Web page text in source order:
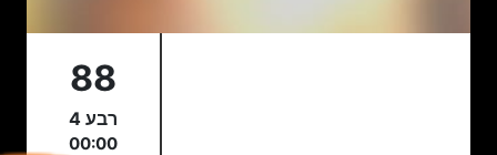
88
רבע 4
00:00